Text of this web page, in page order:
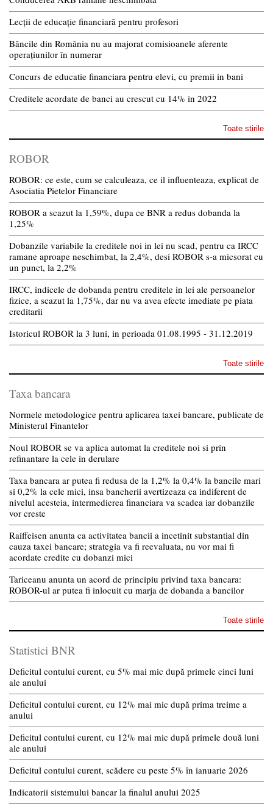
Lecții de educație financiară pentru profesori
Băncile din România nu au majorat comisioanele aferente
operațiunilor în numerar
Concurs de educatie financiara pentru elevi, cu premii in bani
Creditele acordate de banci au crescut cu 14% in 2022
Toate stirile
ROBOR
ROBOR: ce este, cum se calculeaza, ce il influenteaza, explicat de
Asociatia Pietelor Financiare
ROBOR a scazut la 1,59%, dupa ce BNR a redus dobanda la
1,25%
Dobanzile variabile la creditele noi in lei nu scad, pentru ca IRCC
ramane aproape neschimbat, la 2,4%, desi ROBOR s-a micsorat cu
un punct, la 2,2%
IRCC, indicele de dobanda pentru creditele in lei ale persoanelor
fizice, a scazut la 1,75%, dar nu va avea efecte imediate pe piata
creditarii
Istoricul ROBOR la 3 luni, in perioada 01.08.1995 - 31.12.2019
Toate stirile
Taxa bancara
Normele metodologice pentru aplicarea taxei bancare, publicate de
Ministerul Finantelor
Noul ROBOR se va aplica automat la creditele noi si prin
refinantare la cele in derulare
Taxa bancara ar putea fi redusa de la 1,2% la 0,4% la bancile mari
si 0,2% la cele mici, insa bancherii avertizeaza ca indiferent de
nivelul acesteia, intermedierea financiara va scadea iar dobanzile
vor creste
Raiffeisen anunta ca activitatea bancii a incetinit substantial din
cauza taxei bancare; strategia va fi reevaluata, nu vor mai fi
acordate credite cu dobanzi mici
Tariceanu anunta un acord de principiu privind taxa bancara:
ROBOR-ul ar putea fi inlocuit cu marja de dobanda a bancilor
Toate stirile
Statistici BNR
Deficitul contului curent, cu 5% mai mic după primele cinci luni
ale anului
Deficitul contului curent, cu 12% mai mic după prima treime a
anului
Deficitul contului curent, cu 12% mai mic după primele două luni
ale anului
Deficitul contului curent, scădere cu peste 5% în ianuarie 2026
Indicatorii sistemului bancar la finalul anului 2025